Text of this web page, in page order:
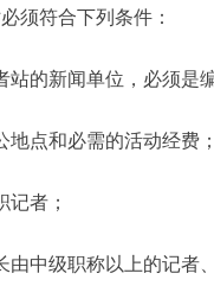
符合下列条件：
新闻单位，必须是
点和必需的活动经费
者；
中级职称以上的记者